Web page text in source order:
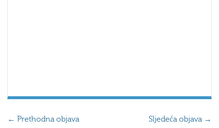
← Prethodna objava Sljedeća objava →